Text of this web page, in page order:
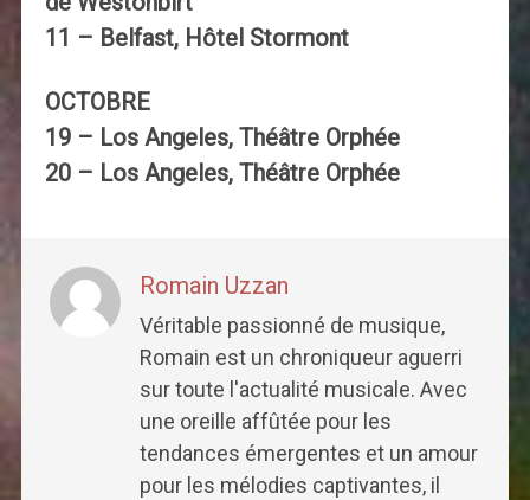
11 – Belfast, Hôtel Stormont
OCTOBRE
19 – Los Angeles, Théâtre Orphée
20 – Los Angeles, Théâtre Orphée
Romain Uzzan
Véritable passionné de musique,
Romain est un chroniqueur aguerri
sur toute l'actualité musicale. Avec
une oreille affûtée pour les
tendances émergentes et un amour
pour les mélodies captivantes, il